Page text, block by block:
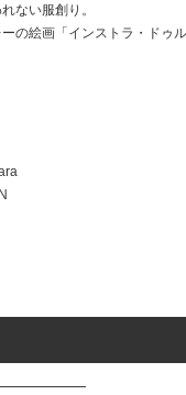
ない服創り。
の絵画「インストラ・ドゥ
――――――